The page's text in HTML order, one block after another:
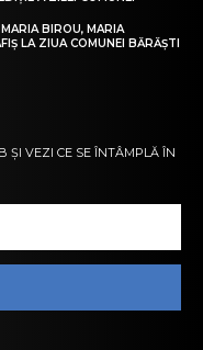
BIROU, MARIA
LA ZIUA COMUNEI BĂRĂȘTI
ȘI VEZI CE SE ÎNTÂMPLĂ ÎN